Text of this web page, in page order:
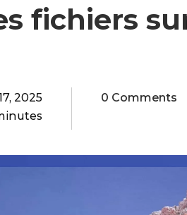
fichiers
2025
0 Comments